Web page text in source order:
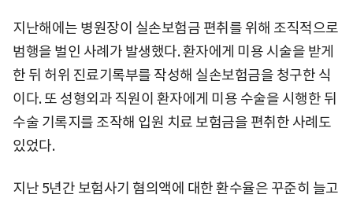
지난해에는 병원장이 실손보험금 편취를 위해 조직적으로
범행을 벌인 사례가 발생했다. 환자에게 미용 시술을 받게
한 뒤 허위 진료기록부를 작성해 실손보험금을 청구한 식
이다. 또 성형외과 직원이 환자에게 미용 수술을 시행한 뒤
수술 기록지를 조작해 입원 치료 보험금을 편취한 사례도
있었다.
지난 5년간 보험사기 혐의액에 대한 환수율은 꾸준히 늘고